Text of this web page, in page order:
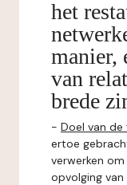
het
manier,
van
brede
- Doel van de
ertoe
verwerken
opvolging